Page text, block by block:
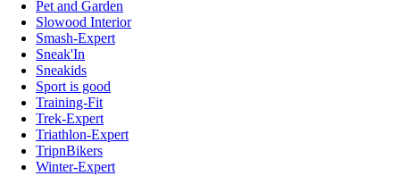
Pet and Garden
Slowood Interior
Smash-Expert
Sneak'In
Sneakids
Sport is good
Training-Fit
Trek-Expert
Triathlon-Expert
TripnBikers
Winter-Expert